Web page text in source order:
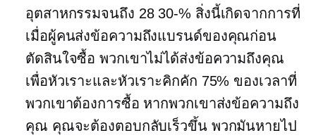
อุตสาหกรรมจนถึง 28 30-% สิ่งนี้เกิดจากการที่
เมื่อผู้คนส่งข้อความถึงแบรนด์ของคุณก่อน
ตัดสินใจซื้อ พวกเขาไม่ได้ส่งข้อความถึงคุณ
เพื่อหัวเราะและหัวเราะคิกคัก 75% ของเวลาที่
พวกเขาต้องการซื้อ หากพวกเขาส่งข้อความถึง
คุณ คุณจะต้องตอบกลับเร็วขึ้น พวกมันหายไป